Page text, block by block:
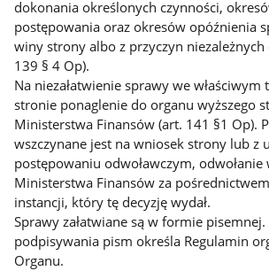
dokonania określonych czynności,
postępowania oraz okresów opóźnienia
winy strony albo z przyczyn niezależnych
139 § 4 Op).
Na niezałatwienie sprawy we właściwym
stronie ponaglenie do organu wyższego
Ministerstwa Finansów (art. 141 §1 Op).
wszczynane jest na wniosek strony lub z
postępowaniu odwoławczym, odwołanie
Ministerstwa Finansów za
instancji, który tę decyzję wydał.
Sprawy załatwiane są w formie
podpisywania pism określa Regulamin
Organu.